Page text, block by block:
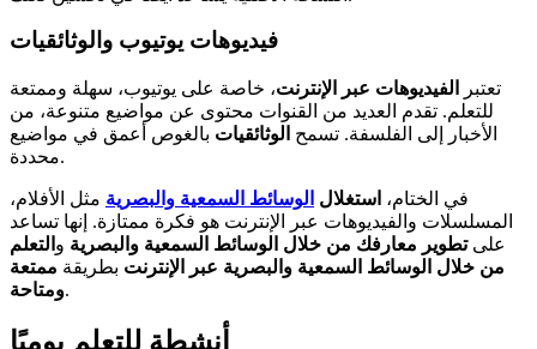
فيديوهات يوتيوب والوثائقيات
تعتبر الفيديوهات عبر الإنترنت، خاصة على يوتيوب، سهلة وممتعة
للتعلم. تقدم العديد من القنوات محتوى عن مواضيع متنوعة، من
الأخبار إلى الفلسفة. تسمح الوثائقيات بالغوص أعمق في مواضيع
محددة.
في الختام، استغلال الوسائط السمعية والبصرية مثل الأفلام،
المسلسلات والفيديوهات عبر الإنترنت هو فكرة ممتازة. إنها تساعد
علىتطوير معارفك من خلال الوسائط السمعية والبصرية و التعلم
من خلال الوسائط السمعية والبصرية عبر الإنترنت بطريقة ممتعة
ومتاحة.
أنشطة للتعلم يوميًا